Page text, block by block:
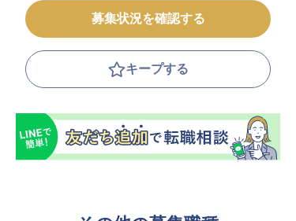
募集状況を確認する
キープする